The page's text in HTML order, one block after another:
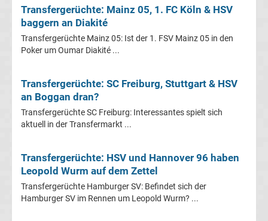
Borussia
Transfergerüchte
Chemnitzer
Transfergerüchte
Transfergerüchte: Mainz 05, 1. FC Köln & HSV
baggern an Diakité
Transfergerüchte Mainz 05: Ist der 1. FSV Mainz 05 in den
Poker um Oumar Diakité ...
Transfergerüchte: SC Freiburg, Stuttgart & HSV
an Boggan dran?
Transfergerüchte SC Freiburg: Interessantes spielt sich
aktuell in der Transfermarkt ...
Transfergerüchte: HSV und Hannover 96 haben
Leopold Wurm auf dem Zettel
Transfergerüchte Hamburger SV: Befindet sich der
Hamburger SV im Rennen um Leopold Wurm? ...